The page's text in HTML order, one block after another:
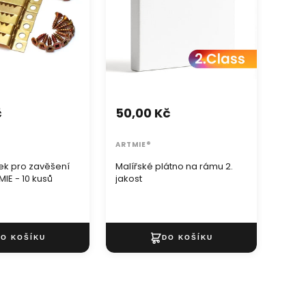
malířského plátna ARTMIE
rozměry
balení
z dalších druhů pláten: bílé PROFI, černé, NATURE,
pro zavěšení
- 10 kusů
Malířské plátno na rámu 2.
jakost
50,00 Kč
ARTMIE®